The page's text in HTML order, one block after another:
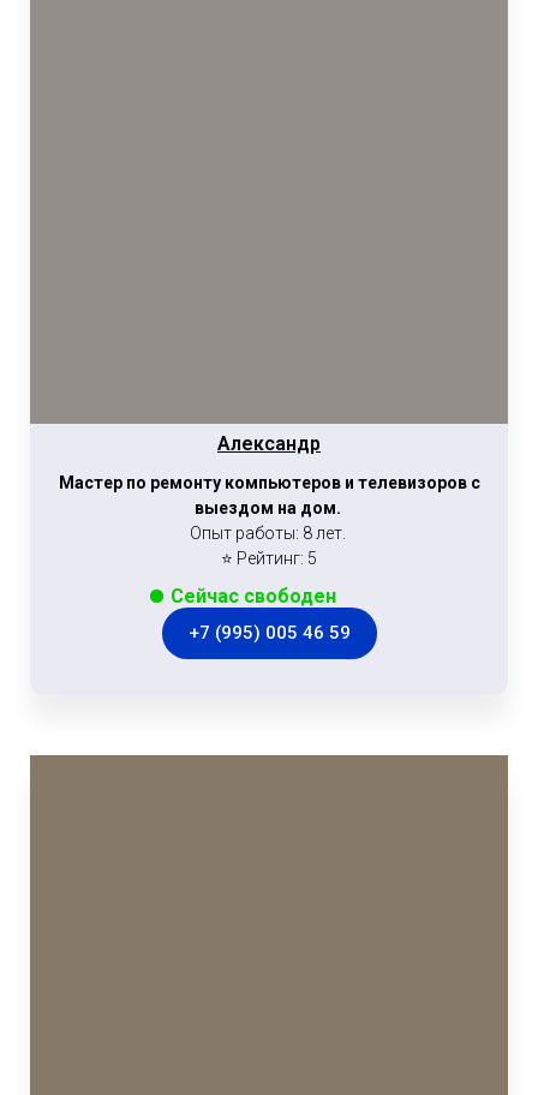
Александр
Мастер по ремонту компьютеров и телевизоров с
выездом на дом.
Опыт работы: 8 лет.
⭐ Рейтинг: 5
Сейчас свободен
+7 (995) 005 46 59